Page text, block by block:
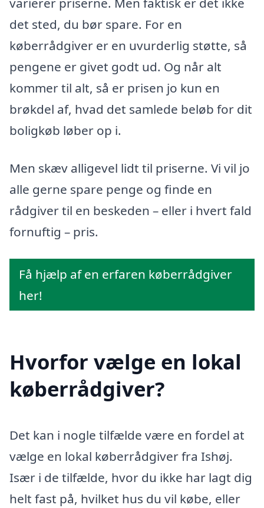
det sted, du bør spare. For en
køberrådgiver er en uvurderlig støtte, så
pengene er givet godt ud. Og når alt
kommer til alt, så er prisen jo kun en
brøkdel af, hvad det samlede beløb for dit
boligkøb løber op i.
Men skæv alligevel lidt til priserne. Vi vil jo
alle gerne spare penge og finde en
rådgiver til en beskeden – eller i hvert fald
fornuftig – pris.
Få hjælp af en erfaren køberrådgiver
her!
Hvorfor vælge en lokal
køberrådgiver?
Det kan i nogle tilfælde være en fordel at
vælge en lokal køberrådgiver fra Ishøj.
Især i de tilfælde, hvor du ikke har lagt dig
helt fast på, hvilket hus du vil købe, eller